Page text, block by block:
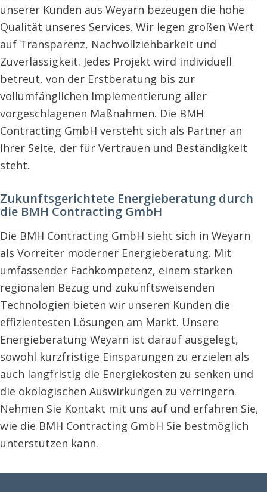
unserer Kunden aus Weyarn bezeugen die hohe
Qualität unseres Services. Wir legen großen Wert
auf Transparenz, Nachvollziehbarkeit und
Zuverlässigkeit. Jedes Projekt wird individuell
betreut, von der Erstberatung bis zur
vollumfänglichen Implementierung aller
vorgeschlagenen Maßnahmen. Die BMH
Contracting GmbH versteht sich als Partner an
Ihrer Seite, der für Vertrauen und Beständigkeit
steht.
Zukunftsgerichtete Energieberatung durch
die BMH Contracting GmbH
Die BMH Contracting GmbH sieht sich in Weyarn
als Vorreiter moderner Energieberatung. Mit
umfassender Fachkompetenz, einem starken
regionalen Bezug und zukunftsweisenden
Technologien bieten wir unseren Kunden die
effizientesten Lösungen am Markt. Unsere
Energieberatung Weyarn ist darauf ausgelegt,
sowohl kurzfristige Einsparungen zu erzielen als
auch langfristig die Energiekosten zu senken und
die ökologischen Auswirkungen zu verringern.
Nehmen Sie Kontakt mit uns auf und erfahren Sie,
wie die BMH Contracting GmbH Sie bestmöglich
unterstützen kann.